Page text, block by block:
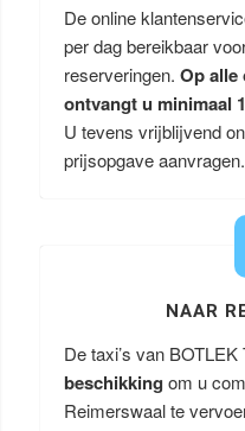
De online
per dag bereikbaar
reserveringen. Op alle
ontvangt u minimaal
U tevens vrijblijvend
prijsopgave aanvragen.
NAAR
De taxi’s van BOTLEK
beschikking om u
Reimerswaal te